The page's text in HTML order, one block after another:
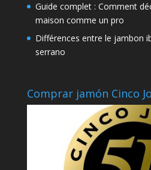
Guide complet : Comment
maison comme un pro
Différences entre le jambon
serrano
Comprar jamón Cinco